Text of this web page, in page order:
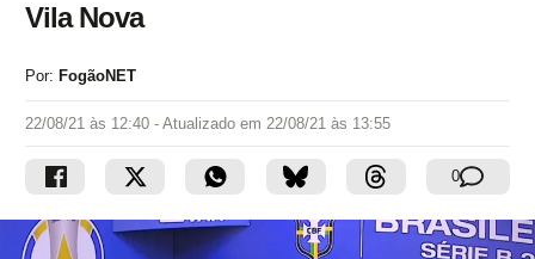
Vila Nova
Por: FogãoNET
22/08/21 às 12:40 - Atualizado em 22/08/21 às 13:55
0